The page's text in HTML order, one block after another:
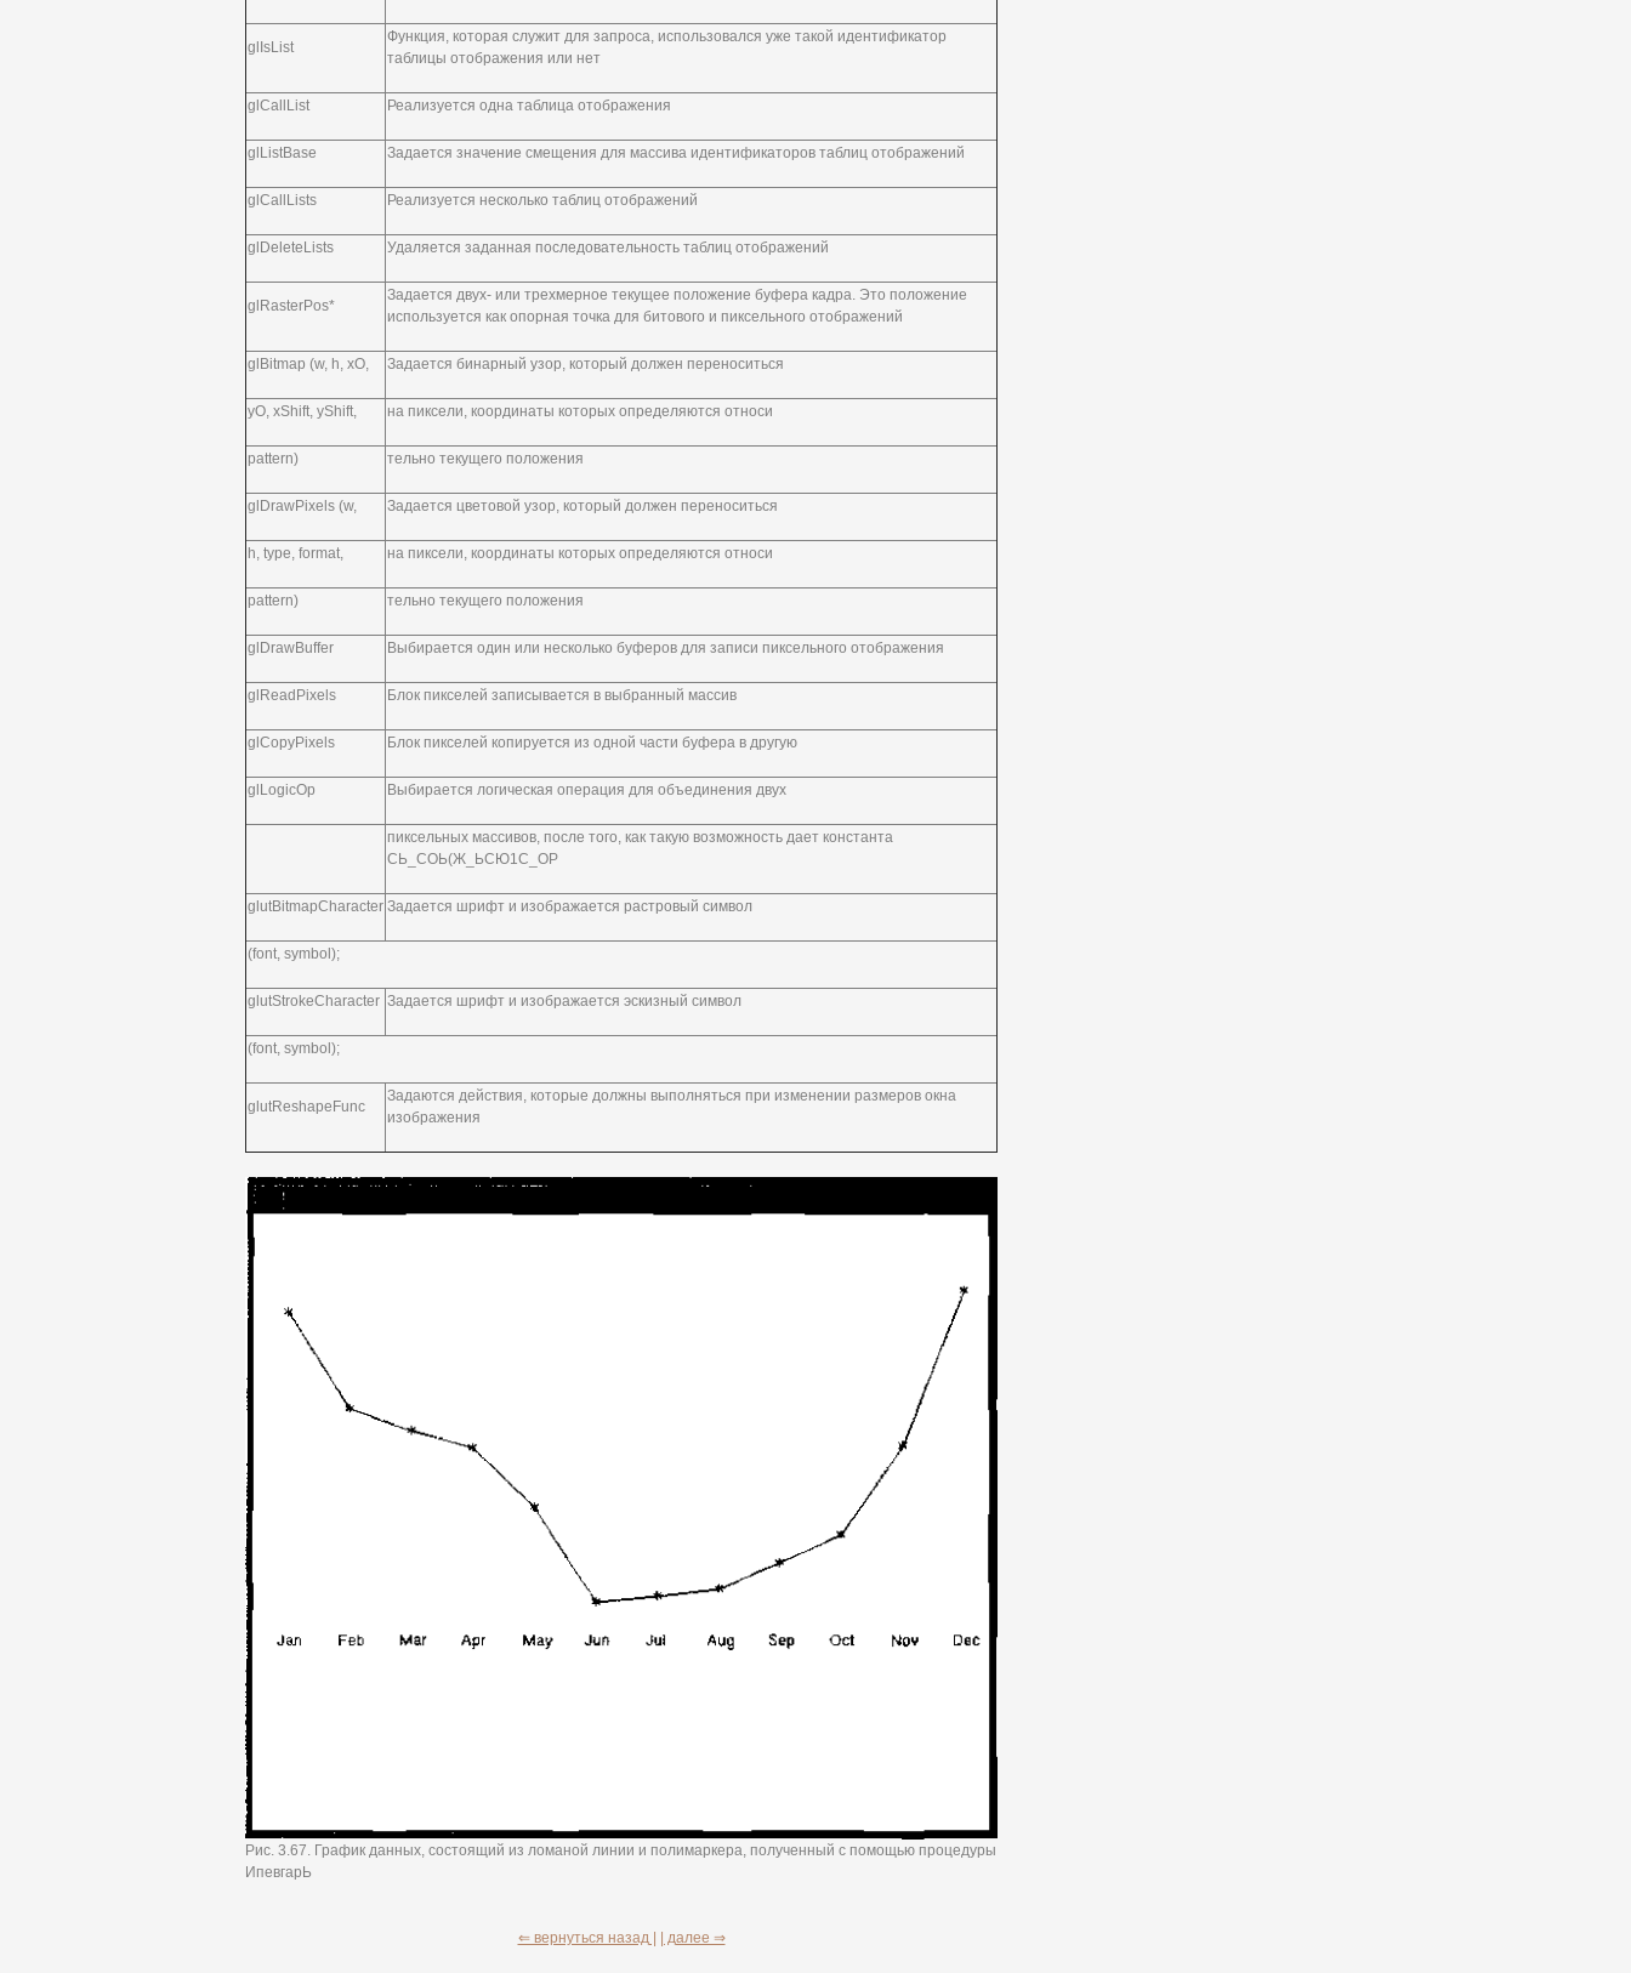
glIsList
Функция, которая служит для запроса, использовался уже такой идентификатор
таблицы отображения или нет
glCallList Реализуется одна таблица отображения
glListBase Задается значение смещения для массива идентификаторов таблиц отображений
glCallLists Реализуется несколько таблиц отображений
glDeleteLists Удаляется заданная последовательность таблиц отображений
glRasterPos*
Задается двух- или трехмерное текущее положение буфера кадра. Это положение
используется как опорная точка для битового и пиксельного отображений
glBitmap (w, h, xO, Задается бинарный узор, который должен переноситься
yO, xShift, yShift, на пиксели, координаты которых определяются относи
pattern) тельно текущего положения
glDrawPixels (w, Задается цветовой узор, который должен переноситься
h, type, format, на пиксели, координаты которых определяются относи
pattern) тельно текущего положения
glDrawBuffer Выбирается один или несколько буферов для записи пиксельного отображения
glReadPixels Блок пикселей записывается в выбранный массив
glCopyPixels Блок пикселей копируется из одной части буфера в другую
glLogicOp Выбирается логическая операция для объединения двух
пиксельных массивов, после того, как такую возможность дает константа
СЬ_СОЬ(Ж_ЬСЮ1С_ОР
glutBitmapCharacter Задается шрифт и изображается растровый символ
(font, symbol);
glutStrokeCharacter Задается шрифт и изображается эскизный символ
(font, symbol);
glutReshapeFunc
Задаются действия, которые должны выполняться при изменении размеров окна
изображения
Рис. 3.67. График данных, состоящий из ломаной линии и полимаркера, полученный с помощью процедуры
ИпевгарЬ
⇐ вернуться назад | | далее ⇒